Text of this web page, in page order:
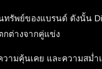
รัพย์ของแบรนด์ ดังนั้น
ต่างจากคู่แข่ง
ามคุ้นเคย และความสม่ำ